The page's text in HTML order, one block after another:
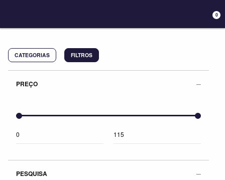
0
CATEGORIAS FILTROS
PREÇO
PESQUISA